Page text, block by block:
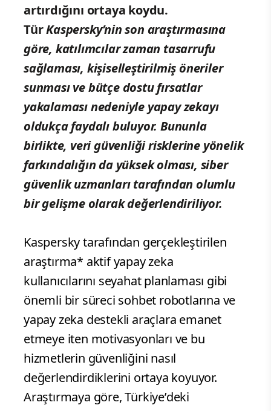
artırdığını ortaya koydu.
TürKaspersky’nin son araştırmasına
göre, katılımcılar zaman tasarrufu
sağlaması, kişiselleştirilmiş öneriler
sunması ve bütçe dostu fırsatlar
yakalaması nedeniyle yapay zekayı
oldukça faydalı buluyor. Bununla
birlikte, veri güvenliği risklerine yönelik
farkındalığın da yüksek olması, siber
güvenlik uzmanları tarafından olumlu
bir gelişme olarak değerlendiriliyor.
Kaspersky tarafından gerçekleştirilen
araştırma* aktif yapay zeka
kullanıcılarını seyahat planlaması gibi
önemli bir süreci sohbet robotlarına ve
yapay zeka destekli araçlara emanet
etmeye iten motivasyonları ve bu
hizmetlerin güvenliğini nasıl
değerlendirdiklerini ortaya koyuyor.
Araştırmaya göre, Türkiye’deki